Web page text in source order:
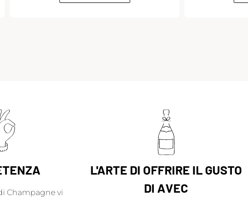
Champagne vi
L'ARTE DI OFFRIRE IL GUSTO
DI AVEC